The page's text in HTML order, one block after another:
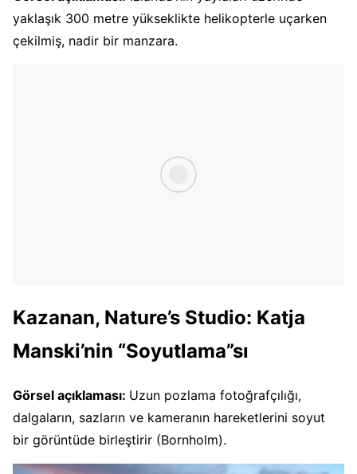
yaklaşık 300 metre yükseklikte helikopterle uçarken
çekilmiş, nadir bir manzara.
Kazanan, Nature’s Studio: Katja
Manski’nin “Soyutlama”sı
Görsel açıklaması: Uzun pozlama fotoğrafçılığı,
dalgaların, sazların ve kameranın hareketlerini soyut
bir görüntüde birleştirir (Bornholm).